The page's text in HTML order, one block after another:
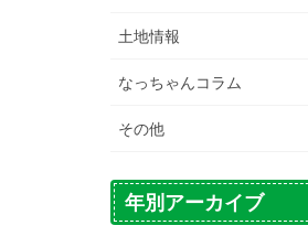
土地情報
なっちゃんコラム
その他
年別アーカイブ